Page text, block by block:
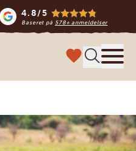
4.8/5
Baseret på 578+ anmeldelser